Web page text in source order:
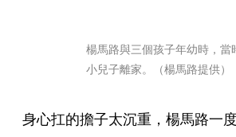
楊馬路與三個孩子年幼時，當
小兒子離家。（楊馬路提供）
身心扛的擔子太沉重，楊馬路一